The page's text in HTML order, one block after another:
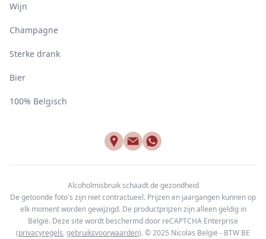
Wijn
Champagne
Sterke drank
Bier
100% Belgisch
Alcoholmisbruik schaadt de gezondheid
De getoonde foto's zijn niet contractueel. Prijzen en jaargangen kunnen op
elk moment worden gewijzigd. De productprijzen zijn alleen geldig in
België. Deze site wordt beschermd door reCAPTCHA Enterprise
(privacyregels, gebruiksvoorwaarden). © 2025 Nicolas België - BTW BE